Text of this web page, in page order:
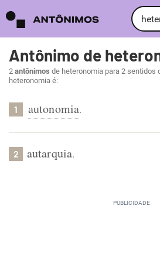
Antônimo de
2 antônimos de heteronomia para 2 sentidos
heteronomia é:
1 autonomia.
2 autarquia.